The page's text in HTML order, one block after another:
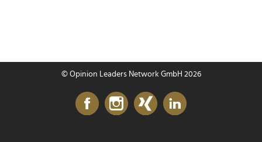
© Opinion Leaders Network GmbH 2026